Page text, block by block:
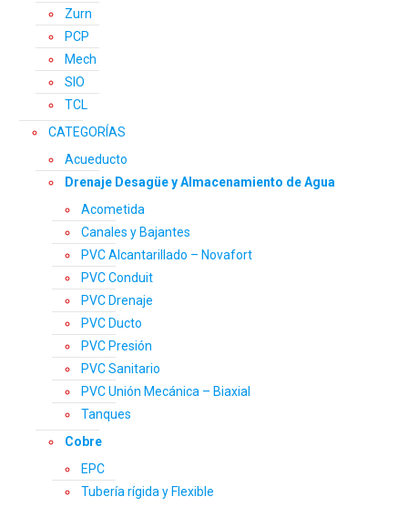
Zurn
PCP
Mech
SIO
TCL
CATEGORÍAS
Acueducto
Drenaje Desagüe y Almacenamiento de Agua
Acometida
Canales y Bajantes
PVC Alcantarillado – Novafort
PVC Conduit
PVC Drenaje
PVC Ducto
PVC Presión
PVC Sanitario
PVC Unión Mecánica – Biaxial
Tanques
Cobre
EPC
Tubería rígida y Flexible